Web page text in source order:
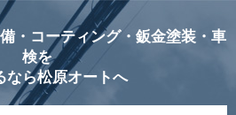
・コーティング・鈑金塗装・車
検を
なら松原オートへ